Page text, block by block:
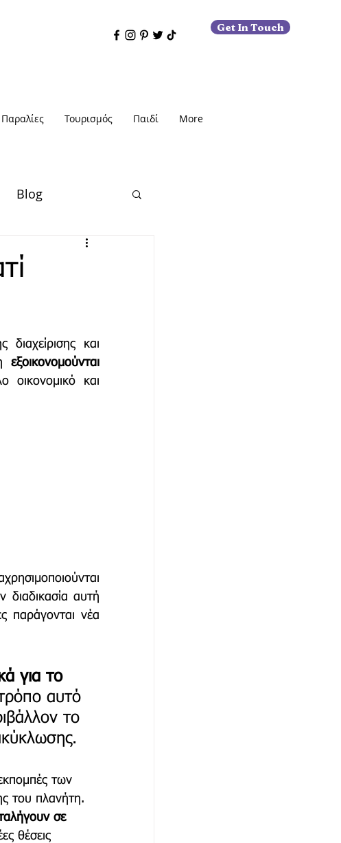
Get In Touch
Παραλίες Τουρισμός Παιδί More
Blog
Μαραθώνα
και
εξοικονομούνται
οικονομικό και
αυτή
παράγονται νέα
για το
αυτό
το
των
του πλανήτη.
σε
θέσεις